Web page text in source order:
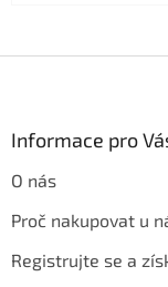
Informace pro
O nás
Proč nakupovat u
Registrujte se a